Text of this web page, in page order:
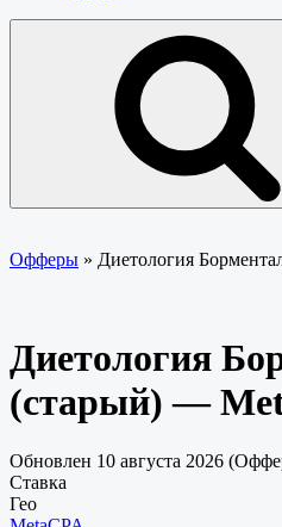
Офферы » Диетология
Диетология
(старый) —
Обновлен 10 августа 2026
Ставка
Гео